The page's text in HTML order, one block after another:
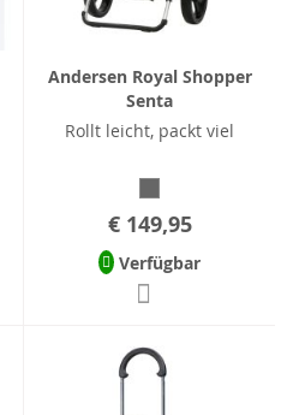
Andersen Royal Shopper
Senta
Rollt leicht, packt viel
€ 149,95
Verfügbar